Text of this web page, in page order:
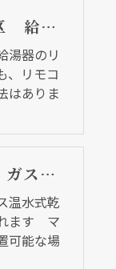
大阪市中央区 給湯器のリモコンが無くても、リモコンを設置する方法はあります
器のリ
、リモコ
はありま
【お知らせ】ガス温水式乾太くんが発売されます マンションでも設置可能な場合もあります
温水式乾
ます マ
可能な場
します
します